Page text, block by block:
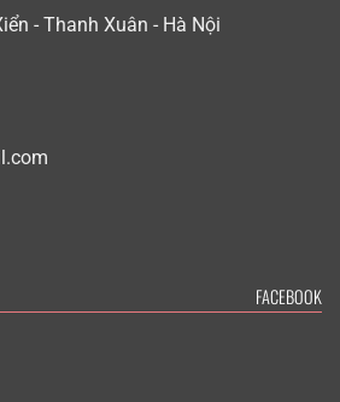
- Thanh Xuân - Hà Nội
FACEBOOK